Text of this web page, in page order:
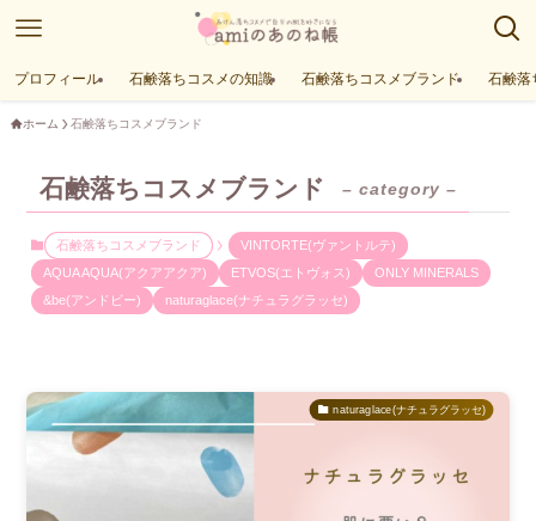
プロフィール 石鹸落ちコスメの知識 石鹸落ちコスメブランド 石鹸落
ホーム 石鹸落ちコスメブランド
石鹸落ちコスメブランド – category –
石鹸落ちコスメブランド
VINTORTE(ヴァントルテ)
AQUA AQUA(アクアアクア)
ETVOS(エトヴォス)
ONLY MINERALS
&be(アンドビー)
naturaglace(ナチュラグラッセ)
naturaglace(ナチュラグラッセ)